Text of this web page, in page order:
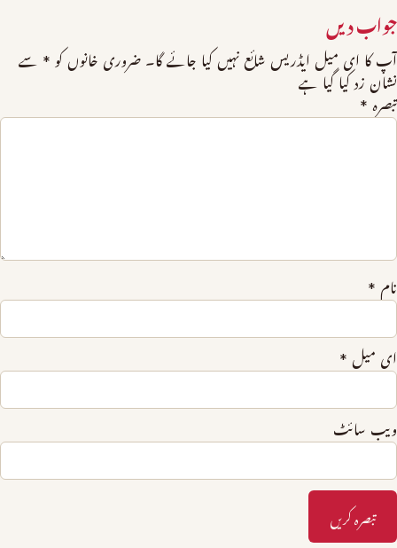
جواب دیں
آپ کا ای میل ایڈریس شائع نہیں کیا جائے گا۔ ضروری خانوں کو * سے
نشان زد کیا گیا ہے
تبصرہ *
نام *
ای میل *
ویب‌ سائٹ